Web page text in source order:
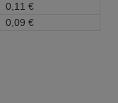
0, 11 €
0, 09 €